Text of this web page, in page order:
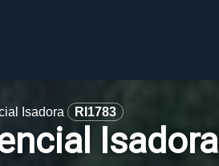
Isadora RI1783
Isadora